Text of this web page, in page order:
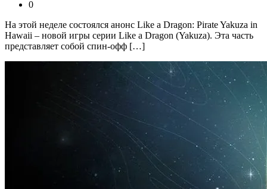
0
На этой неделе состоялся анонс Like a Dragon: Pirate Yakuza in
Hawaii – новой игры серии Like a Dragon (Yakuza). Эта часть
представляет собой спин-офф […]